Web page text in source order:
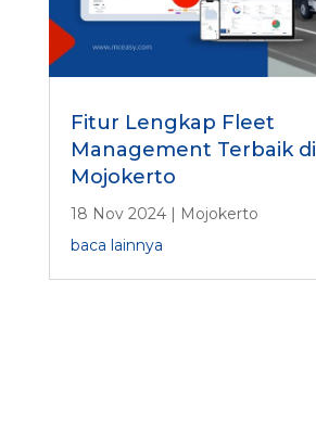
Fitur Lengkap Fleet
Management Terbaik di
Mojokerto
18 Nov 2024|
Mojokerto
baca lainnya